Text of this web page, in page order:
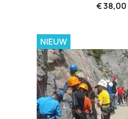
€ 38,00
NIEUW